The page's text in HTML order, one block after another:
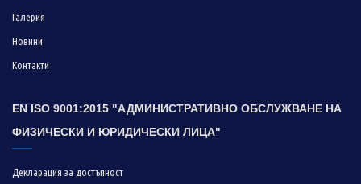
Галерия
Новини
Контакти
EN ISO 9001:2015 "АДМИНИСТРАТИВНО ОБСЛУЖВАНЕ НА
ФИЗИЧЕСКИ И ЮРИДИЧЕСКИ ЛИЦА"
Декларация за достъпност